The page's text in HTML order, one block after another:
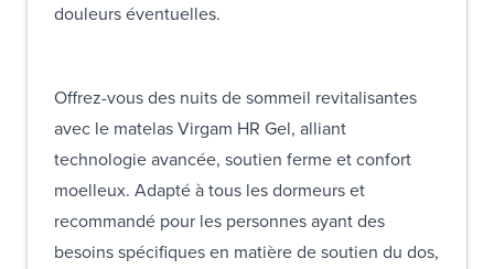
douleurs éventuelles.
Offrez-vous des nuits de sommeil revitalisantes
avec le matelas Virgam HR Gel, alliant
technologie avancée, soutien ferme et confort
moelleux. Adapté à tous les dormeurs et
recommandé pour les personnes ayant des
besoins spécifiques en matière de soutien du dos,